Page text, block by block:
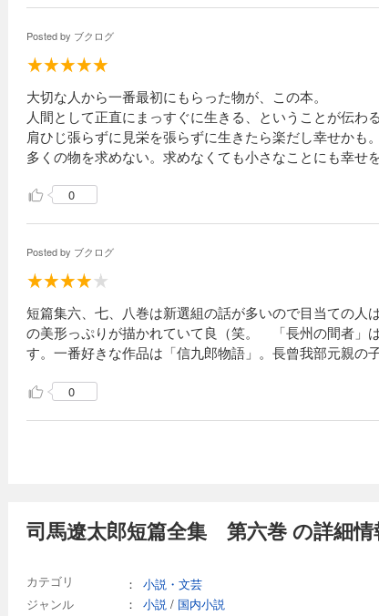
Posted by ブクログ
大切な人から一番最初にもらった物が、この本。
人間として正直にまっすぐに生きる、ということが伝わる
肩ひじ張らずに見栄を張らずに生きたら楽だし幸せかも。
多くの物を求めない。求めなくても小さなことにも幸せ
0
Posted by ブクログ
短篇集六、七、八巻は新選組の話が多いので目当ての
の美形っぷりが描かれていて良（笑。 「長州の間者」
す。一番好きな作品は「信九郎物語」。長曾我部元親の
0
司馬遼太郎短篇全集 第六巻 の詳細情
カテゴリ ：
小説・文芸
ジャンル
： 小説 / 国内小説